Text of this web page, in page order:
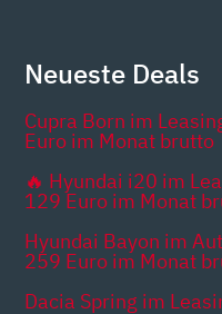
Neueste Deals
Cupra Born im
Euro im Monat brutto
🔥 Hyundai i20 im
129 Euro im Monat
Hyundai Bayon im
259 Euro im Monat
Dacia Spring im